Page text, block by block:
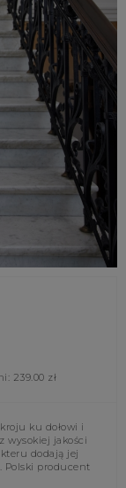
239.00 zł
ku dołowi i
wysokiej jakości
dodają jej
Polski producent